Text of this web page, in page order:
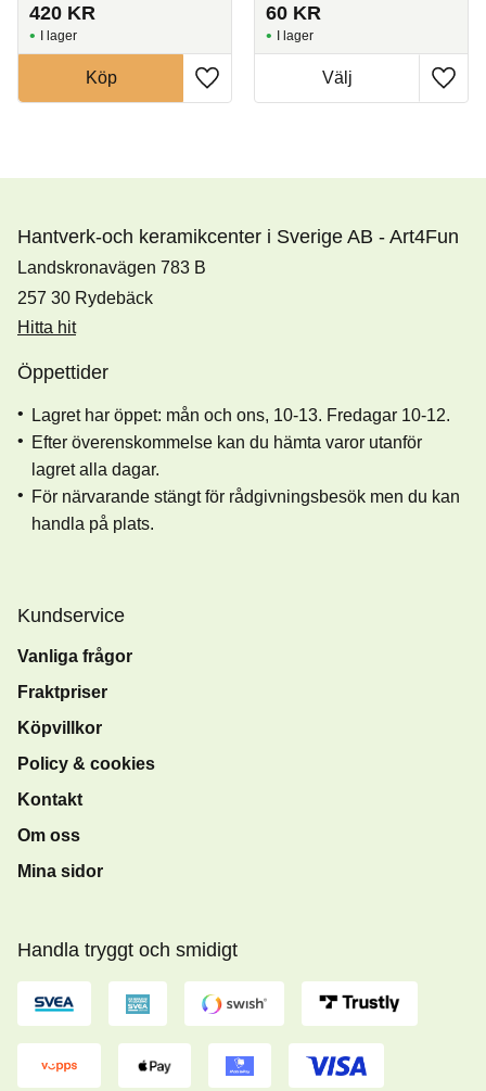
420 KR
I lager
Köp
60 KR
I lager
Hantverk-och keramikcenter i Sverige AB - Art4Fun
Landskronavägen 783 B
257 30 Rydebäck
Hitta hit
Öppettider
Lagret har öppet: mån och ons, 10-13. Fredagar 10-12.
Efter överenskommelse kan du hämta varor utanför
lagret alla dagar.
För närvarande stängt för rådgivningsbesök men du kan
handla på plats.
Kundservice
Vanliga frågor
Fraktpriser
Köpvillkor
Policy & cookies
Kontakt
Om oss
Mina sidor
Handla tryggt och smidigt